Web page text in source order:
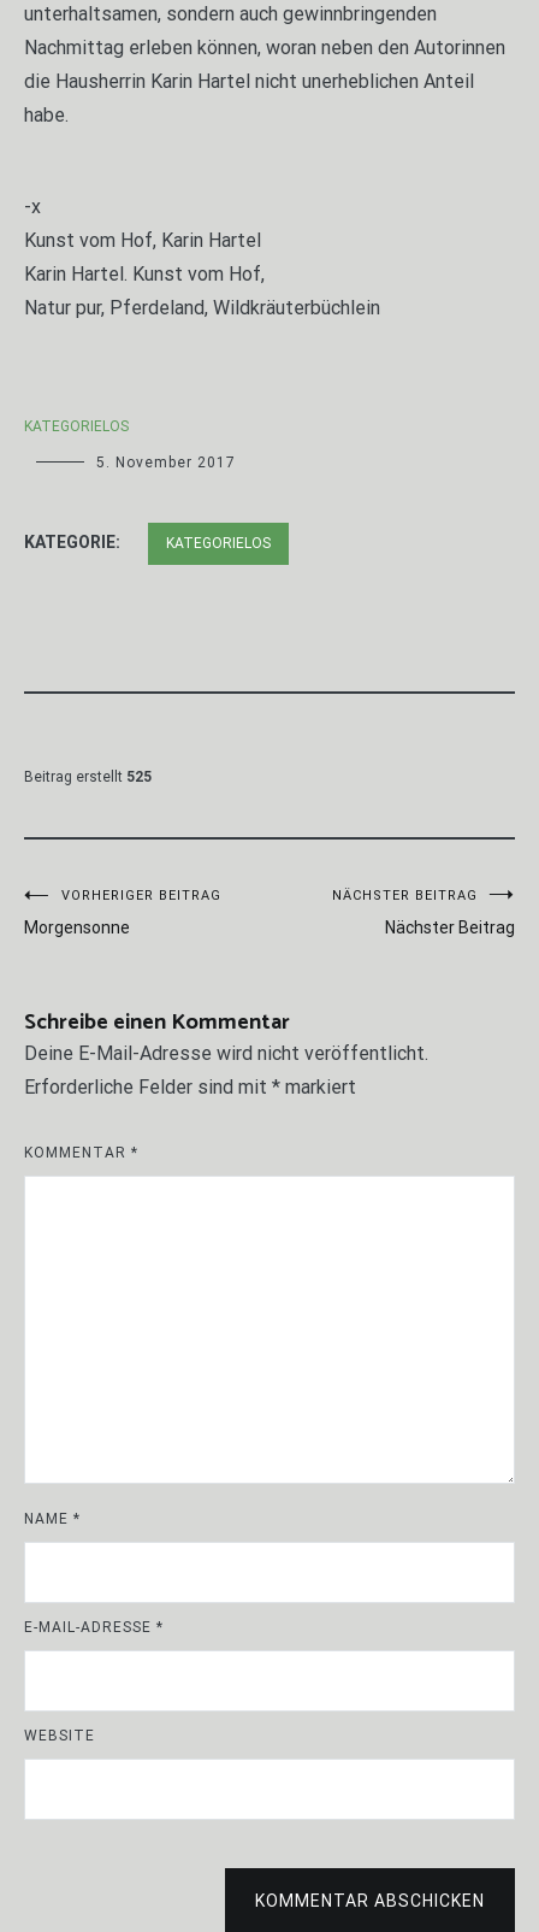
unterhaltsamen, sondern auch gewinnbringenden
Nachmittag erleben können, woran neben den Autorinnen
die Hausherrin Karin Hartel nicht unerheblichen Anteil
habe.
-x
Kunst vom Hof, Karin Hartel
Karin Hartel. Kunst vom Hof,
Natur pur, Pferdeland, Wildkräuterbüchlein
KATEGORIELOS
5. November 2017
KATEGORIE: KATEGORIELOS
Beitrag erstellt 525
Beitragsnavigation
VORHERIGER BEITRAG
Morgensonne
NÄCHSTER BEITRAG
Nächster Beitrag
Schreibe einen Kommentar
Deine E-Mail-Adresse wird nicht veröffentlicht.
Erforderliche Felder sind mit * markiert
KOMMENTAR *
NAME *
E-MAIL-ADRESSE *
WEBSITE
KOMMENTAR ABSCHICKEN